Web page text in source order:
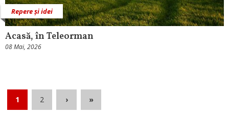
Repere și idei
Acasă, în Teleorman
08 Mai, 2026
1 2 › »